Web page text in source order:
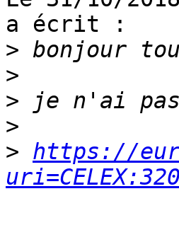
a écrit :
>
>
>
>
> https://